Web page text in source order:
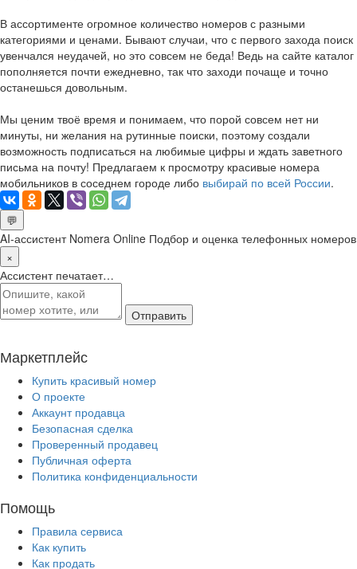
В ассортименте огромное количество номеров с разными
категориями и ценами. Бывают случаи, что с первого захода поиск
увенчался неудачей, но это совсем не беда! Ведь на сайте каталог
пополняется почти ежедневно, так что заходи почаще и точно
останешься довольным.
Мы ценим твоё время и понимаем, что порой совсем нет ни
минуты, ни желания на рутинные поиски, поэтому создали
возможность подписаться на любимые цифры и ждать заветного
письма на почту! Предлагаем к просмотру красивые номера
мобильников в соседнем городе либо выбирай по всей России.
💬
AI-ассистент Nomera Online Подбор и оценка телефонных номеров
×
Ассистент печатает…
Отправить
Маркетплейс
Купить красивый номер
О проекте
Аккаунт продавца
Безопасная сделка
Проверенный продавец
Публичная оферта
Политика конфиденциальности
Помощь
Правила сервиса
Как купить
Как продать